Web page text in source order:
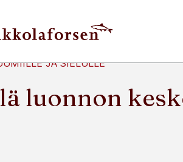
JA SIELULLE
luonnon